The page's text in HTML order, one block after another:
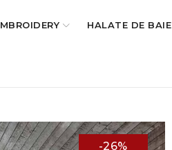
HALATE DE BAIE
-26%